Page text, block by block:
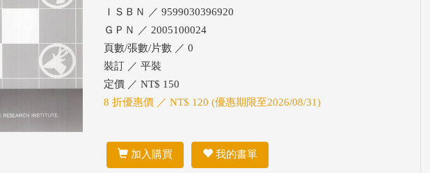
ＩＳＢＮ ／ 9599030396920
ＧＰＮ ／ 2005100024
頁數/張數/片數 ／ 0
裝訂 ／ 平裝
定價 ／ NT$ 150
8 折優惠價 ／ NT$ 120 (優惠期限至2026/08/31)
加入購買 我的書單